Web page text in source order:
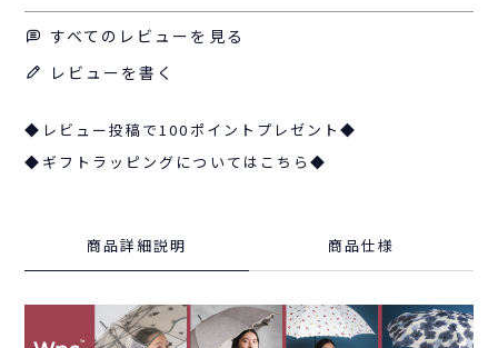
すべてのレビューを見る
レビューを書く
◆レビュー投稿で100ポイントプレゼント◆
◆ギフトラッピングについてはこちら◆
商品詳細説明 商品仕様